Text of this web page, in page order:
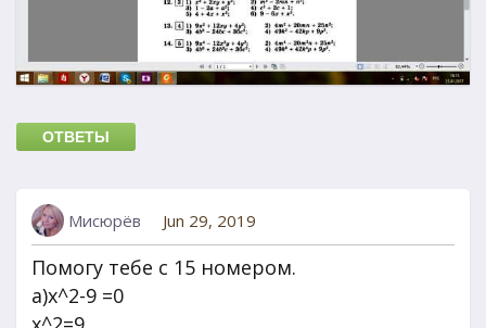
ОТВЕТЫ
Мисюрёв Jun 29, 2019
Помогу тебе с 15 номером.
а)х^2-9 =0